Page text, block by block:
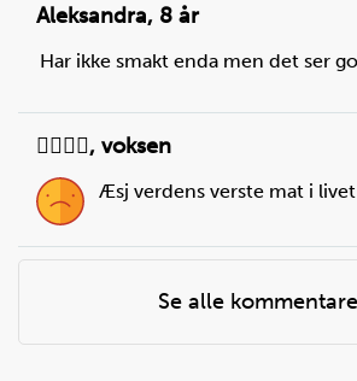
Steg4
Legg noen klatter av margarin
Aleksandra, 8 år
Har ikke smakt enda men det ser
🏴‍☠️🏴‍☠️, voksen
Æsj verdens verste mat i
Se alle